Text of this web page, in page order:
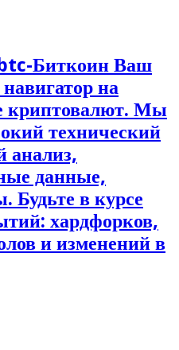
Биткоин Ваш
на
криптовалют. Мы
технический
анализ,
данные,
Будьте в курсе
хардфорков,
и изменений в